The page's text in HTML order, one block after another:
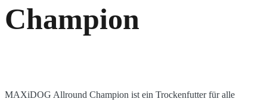
Champion
MAXiDOG Allround Champion ist ein Trockenfutter für alle